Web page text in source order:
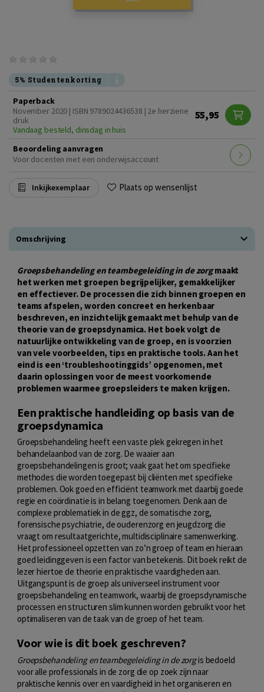
5% Studentenkorting
Paperback
November 2020 | ISBN 9789024436538 | 2e herziene
druk
Vandaag besteld, dinsdag in huis
55,95
Beoordeling aanvragen
Voor docenten met een onderwijsaccount
Inkijkexemplaar Plaats op wensenlijst
Omschrijving
Groepsbehandeling en teambegeleiding in de zorgmaakt
het werken met groepen begrijpelijker, gemakkelijker
en effectiever. De processen die zich binnen groepen en
teams afspelen, worden concreet en herkenbaar
beschreven, en inzichtelijk gemaakt met behulp van de
theorie van de groepsdynamica. Het boek volgt de
natuurlijke ontwikkeling van de groep, en is voorzien
van vele voorbeelden, tips en praktische tools. Aan het
eind is een ‘troubleshootinggids’ opgenomen, met
daarin oplossingen voor de meest voorkomende
problemen waarmee groepsleiders te maken krijgen.
Een praktische handleiding op basis van de
groepsdynamica
Groepsbehandeling heeft een vaste plek gekregen in het
behandelaanbod van de zorg. De waaier aan
groepsbehandelingen is groot; vaak gaat het om specifieke
methodes die worden toegepast bij cliënten met specifieke
problemen. Ook goed en efficiënt teamwork met daarbij goede
regie en coördinatie is in belang toegenomen. Denk aan de
complexe problematiek in de ggz, de somatische zorg,
forensische psychiatrie, de ouderenzorg en jeugdzorg die
vraagt om resultaatgerichte, multidisciplinaire samenwerking.
Het professioneel opzetten van zo’n groep of team en hieraan
goed leidinggeven is een factor van betekenis. Dit boek reikt de
lezer hiertoe de theorie en praktische vaardigheden aan.
Uitgangspunt is de groep als universeel instrument voor
groepsbehandeling en teamwork, waarbij de groepsdynamische
processen en structuren slim kunnen worden gebruikt voor het
optimaliseren van de taak van de groep of het team.
Voor wie is dit boek geschreven?
Groepsbehandeling en teambegeleiding in de zorgis bedoeld
voor alle professionals in de zorg die op zoek zijn naar
praktische kennis over en vaardigheid in het organiseren en